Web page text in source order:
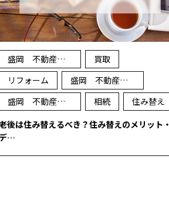
盛岡 不動産 売却
買取
リフォーム
盛岡 不動産 買取
盛岡 不動産 査定
相続
住み替え
後は住み替えるべき？住み替えのメリット・
…